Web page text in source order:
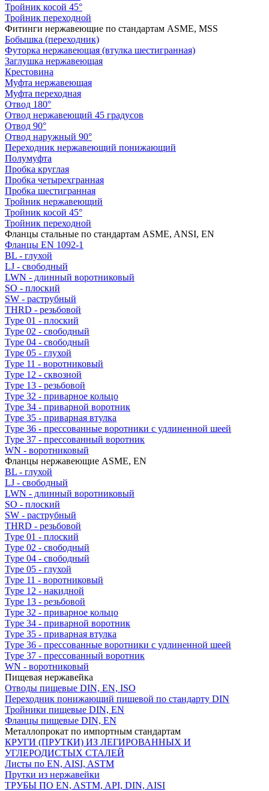
Тройник косой 45°
Тройник переходной
Фитинги нержавеющие по стандартам ASME, MSS
Бобышка (переходник)
Футорка нержавеющая (втулка шестигранная)
Заглушка нержавеющая
Крестовина
Муфта нержавеющая
Муфта переходная
Отвод 180°
Отвод нержавеющий 45 градусов
Отвод 90°
Отвод наружный 90°
Переходник нержавеющий понижающий
Полумуфта
Пробка круглая
Пробка четырехгранная
Пробка шестигранная
Тройник нержавеющий
Тройник косой 45°
Тройник переходной
Фланцы стальные по стандартам ASME, ANSI, EN
Фланцы EN 1092-1
BL - глухой
LJ - свободный
LWN - длинный воротниковый
SO - плоский
SW - раструбный
THRD - резьбовой
Type 01 - плоский
Type 02 - свободный
Type 04 - свободный
Type 05 - глухой
Type 11 - воротниковый
Type 12 - сквозной
Type 13 - резьбовой
Type 32 - приварное кольцо
Type 34 - приварной воротник
Type 35 - приварная втулка
Type 36 - прессованные воротники с удлиненной шеей
Type 37 - прессованный воротник
WN - воротниковый
Фланцы нержавеющие ASME, EN
BL - глухой
LJ - свободный
LWN - длинный воротниковый
SO - плоский
SW - раструбный
THRD - резьбовой
Type 01 - плоский
Type 02 - свободный
Type 04 - свободный
Type 05 - глухой
Type 11 - воротниковый
Type 12 - накидной
Type 13 - резьбовой
Type 32 - приварное кольцо
Type 34 - приварной воротник
Type 35 - приварная втулка
Type 36 - прессованные воротники с удлиненной шеей
Type 37 - прессованный воротник
WN - воротниковый
Пищевая нержавейка
Отводы пищевые DIN, EN, ISO
Переходник понижающий пищевой по стандарту DIN
Тройники пищевые DIN, EN
Фланцы пищевые DIN, EN
Металлопрокат по импортным стандартам
КРУГИ (ПРУТКИ) ИЗ ЛЕГИРОВАННЫХ И
УГЛЕРОДИСТЫХ СТАЛЕЙ
Листы по EN, AISI, ASTM
Прутки из нержавейки
ТРУБЫ ПО EN, ASTM, API, DIN, AISI